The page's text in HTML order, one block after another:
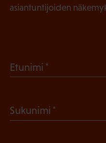
asiantuntijoiden
Etunimi
Sukunimi
P